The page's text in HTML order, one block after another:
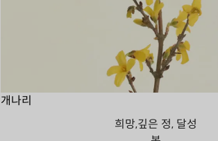
개나리
희망,깊은 정, 달성